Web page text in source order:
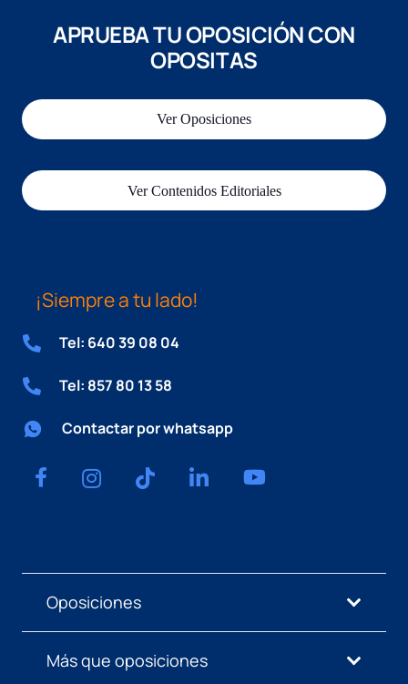
APRUEBA TU OPOSICIÓN CON
OPOSITAS
Ver Oposiciones
Ver Contenidos Editoriales
¡Siempre a tu lado!
Tel: 640 39 08 04
Tel: 857 80 13 58
Contactar por whatsapp
Oposiciones
Más que oposiciones